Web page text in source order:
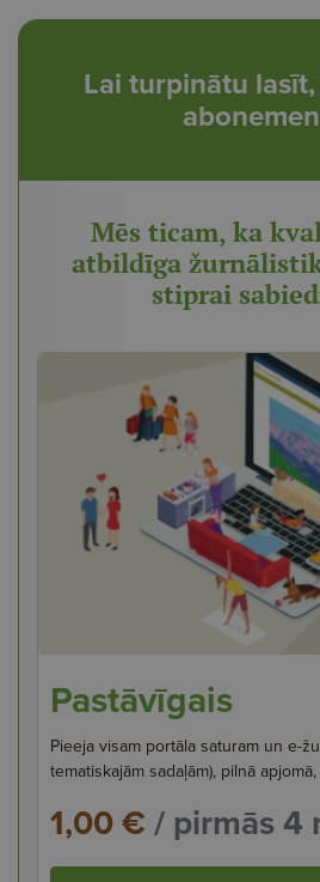
Lai turpinātu
Mēs ticam, ka
atbildīga
stiprai
Pastāvīgais
Pieeja visam portāla saturam un e-
tematiskajām sadaļām), pilnā
1,00 €/ pirmās 4